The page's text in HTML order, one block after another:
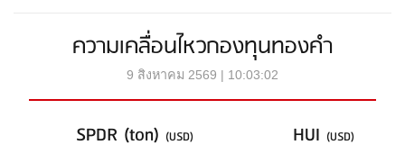
ความเคลื่อนไหวกองทุนทองคำ
9 สิงหาคม 2569 | 10:03:02
SPDR (ton) (USD) HUI (USD)